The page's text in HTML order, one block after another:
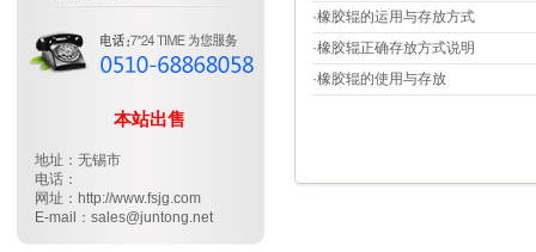
本站出售
地址：无锡市
电话：
网址：http://www.fsjg.com
E-mail：sales@juntong.net
·橡胶辊的运用与存放方式
·橡胶辊正确存放方式说明
·橡胶辊的使用与存放